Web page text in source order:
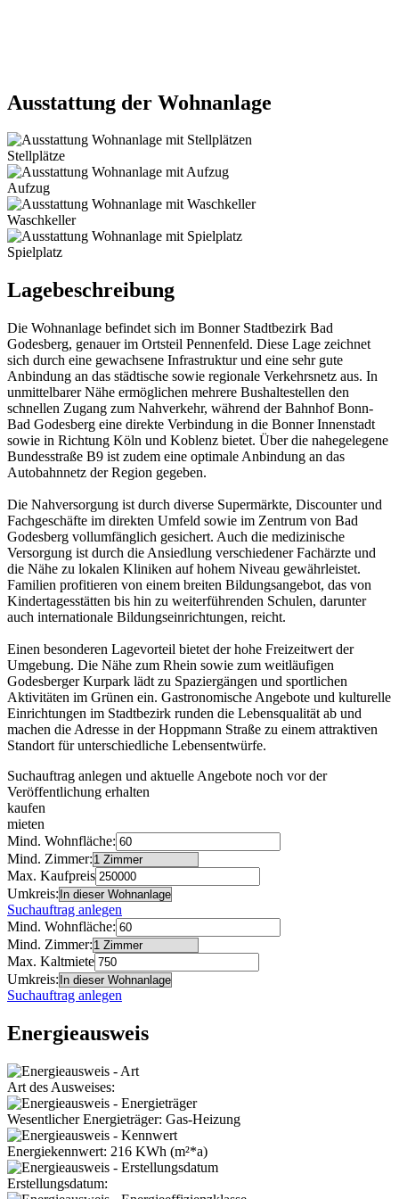
Ausstattung der Wohnanlage
Stellplätze
Aufzug
Waschkeller
Spielplatz
Lagebeschreibung
Die Wohnanlage befindet sich im Bonner Stadtbezirk Bad
Godesberg, genauer im Ortsteil Pennenfeld. Diese Lage zeichnet
sich durch eine gewachsene Infrastruktur und eine sehr gute
Anbindung an das städtische sowie regionale Verkehrsnetz aus. In
unmittelbarer Nähe ermöglichen mehrere Bushaltestellen den
schnellen Zugang zum Nahverkehr, während der Bahnhof Bonn-
Bad Godesberg eine direkte Verbindung in die Bonner Innenstadt
sowie in Richtung Köln und Koblenz bietet. Über die nahegelegene
Bundesstraße B9 ist zudem eine optimale Anbindung an das
Autobahnnetz der Region gegeben.
Die Nahversorgung ist durch diverse Supermärkte, Discounter und
Fachgeschäfte im direkten Umfeld sowie im Zentrum von Bad
Godesberg vollumfänglich gesichert. Auch die medizinische
Versorgung ist durch die Ansiedlung verschiedener Fachärzte und
die Nähe zu lokalen Kliniken auf hohem Niveau gewährleistet.
Familien profitieren von einem breiten Bildungsangebot, das von
Kindertagesstätten bis hin zu weiterführenden Schulen, darunter
auch internationale Bildungseinrichtungen, reicht.
Einen besonderen Lagevorteil bietet der hohe Freizeitwert der
Umgebung. Die Nähe zum Rhein sowie zum weitläufigen
Godesberger Kurpark lädt zu Spaziergängen und sportlichen
Aktivitäten im Grünen ein. Gastronomische Angebote und kulturelle
Einrichtungen im Stadtbezirk runden die Lebensqualität ab und
machen die Adresse in der Hoppmann Straße zu einem attraktiven
Standort für unterschiedliche Lebensentwürfe.
Suchauftrag anlegen und aktuelle Angebote noch vor der
Veröffentlichung erhalten
kaufen
mieten
Mind. Wohnfläche:
Mind. Zimmer:
Max. Kaufpreis
Umkreis:
Suchauftrag anlegen
Mind. Wohnfläche:
Mind. Zimmer:
Max. Kaltmiete
Umkreis:
Suchauftrag anlegen
Energieausweis
Art des Ausweises:
Wesentlicher Energieträger: Gas-Heizung
Energiekennwert: 216 KWh (m²*a)
Erstellungsdatum: